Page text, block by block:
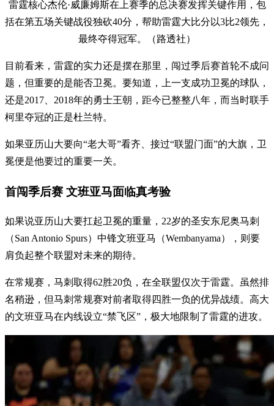
雷霆核心杰伦·威廉姆斯在上赛季的总决赛发挥关键作用，包
括在第五场关键战役独砍40分，帮助雷霆大比分以3比2领先，
最终夺得冠军。（路透社）
目前看来，雷霆的实力还是摆在那里，闯过季后赛首轮不成问
题，但重要的是能否卫冕。要知道，上一支成功卫冕的球队，
还是2017、2018年的勇士王朝，距今已整整八年，而当时联手
柯里夺冠的正是杜兰特。
如果亚历山大要向“老大哥”看齐、接过“联盟门面”的大旗，卫
冕便是他要过的重要一关。
首闯季后赛 文班亚马面临真考验
如果说亚历山大要扛起卫冕的重量，22岁的圣安东尼奥马刺
（San Antonio Spurs）中锋文班亚马（Wembanyama），则要
肩负起整个联盟对未来的期待。
在常规赛，马刺取得62胜20负，在全联盟仅次于雷霆。虽然排
名稍逊，但马刺常规赛对前者取得四胜一负的优异战绩。高大
的文班亚马在内线设立“禁飞区”，极大地限制了雷霆的进攻。